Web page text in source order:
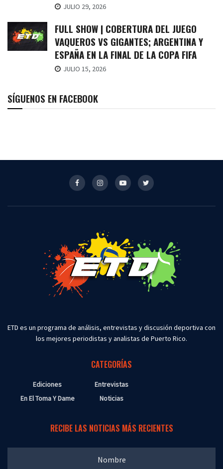
JULIO 29, 2026
FULL SHOW | COBERTURA DEL JUEGO
VAQUEROS VS GIGANTES; ARGENTINA Y
ESPAÑA EN LA FINAL DE LA COPA FIFA
JULIO 15, 2026
SÍGUENOS EN FACEBOOK
ETD es un programa de análisis, entrevistas y discusión deportiva con
los mejores periodistas y analistas de Puerto Rico.
CATEGORÍAS
Ediciones
En El Toma Y Dame
Entrevistas
Noticias
RECIBE LAS NOTICIAS MÁS RECIENTES